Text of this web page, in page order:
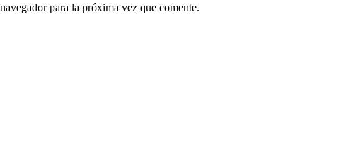
para la próxima vez que comente.